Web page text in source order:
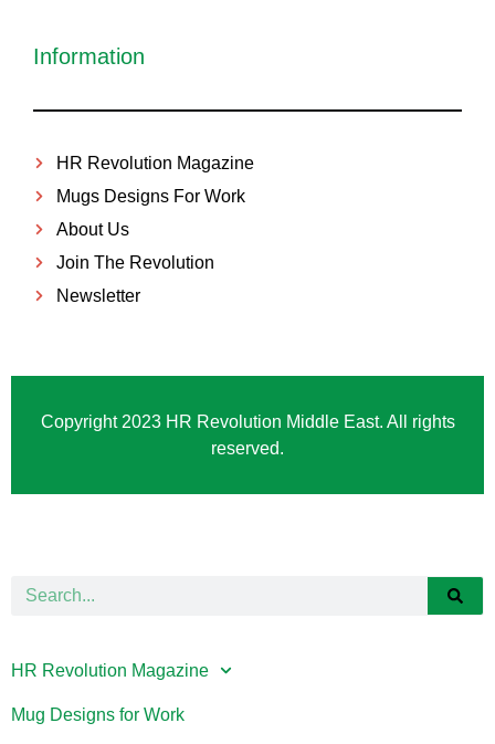
Information
HR Revolution Magazine
Mugs Designs For Work
About Us
Join The Revolution
Newsletter
Copyright 2023 HR Revolution Middle East. All rights
reserved.
HR Revolution Magazine
Mug Designs for Work